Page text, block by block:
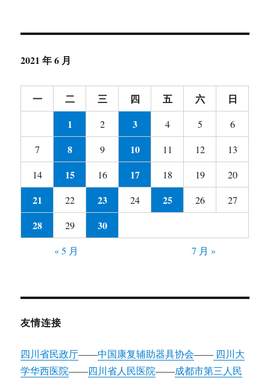
2021 年 6 月
一 二 三 四 五 六
日
1
2 3 4 5
6
7
8 9 10 11 12
13
14
15 16 17 18 19 20
21 22 23 24 25 26 27
28 29 30
« 5 月 7 月 »
友情连接
四川省民政厅——中国康复辅助器具协会—— 四川大
学华西医院——四川省人民医院——成都市第三人民